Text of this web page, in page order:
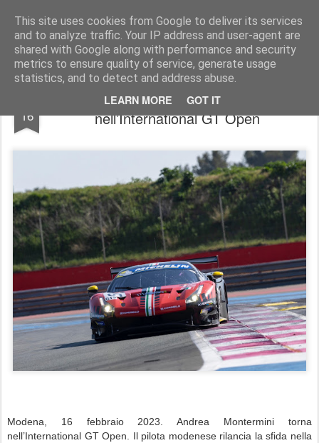
This site uses cookies from Google to deliver its services
and to analyze traffic. Your IP address and user-agent are
shared with Google along with performance and security
metrics to ensure quality of service, generate usage
statistics, and to detect and address abuse.
LEARN MORE GOT IT
AutoMotoCorse. Motorsport Random News 280912
16
Montermini su Ferrari 488 GT3s torna
nell’International GT Open
Modena, 16 febbraio 2023. Andrea Montermini torna
nell’International GT Open. Il pilota modenese rilancia la sfida nella